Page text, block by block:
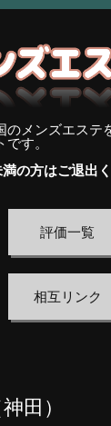
のメンズエステ
す。
の方はご退出く
評価一覧
相互リンク
田）